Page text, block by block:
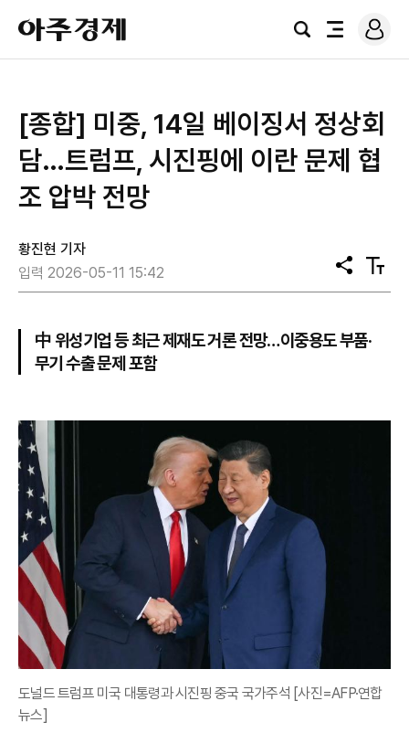
아
주
경
검
전
로
그
[종합] 미중, 14일 베이징서 정상회
담…트럼프, 시진핑에 이란 문제 협
조 압박 전망
황진현 기자
입력 2026-05-11 15:42
공
유
텍
스
中 위성기업 등 최근 제재도 거론 전망…이중용도 부품·
무기 수출 문제 포함
도널드 트럼프 미국 대통령과 시진핑 중국 국가주석 [사진=AFP·연합
뉴스]